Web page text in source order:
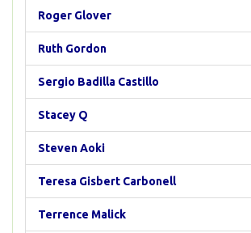
Roger Glover
Ruth Gordon
Sergio Badilla Castillo
Stacey Q
Steven Aoki
Teresa Gisbert Carbonell
Terrence Malick